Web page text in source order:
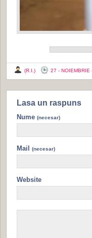
(R.I.) 27 - NOIEMBRIE
Lasa un raspuns
Nume (necesar)
Mail (necesar)
Website